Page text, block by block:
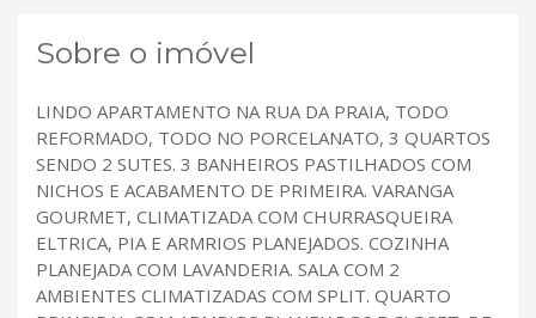
Sobre o imóvel
LINDO APARTAMENTO NA RUA DA PRAIA, TODO
REFORMADO, TODO NO PORCELANATO, 3 QUARTOS
SENDO 2 SUTES. 3 BANHEIROS PASTILHADOS COM
NICHOS E ACABAMENTO DE PRIMEIRA. VARANGA
GOURMET, CLIMATIZADA COM CHURRASQUEIRA
ELTRICA, PIA E ARMRIOS PLANEJADOS. COZINHA
PLANEJADA COM LAVANDERIA. SALA COM 2
AMBIENTES CLIMATIZADAS COM SPLIT. QUARTO